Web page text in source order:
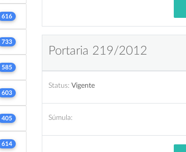
616
733
585
603
405
614
Portaria 219/2012
Status: Vigente
Súmula: